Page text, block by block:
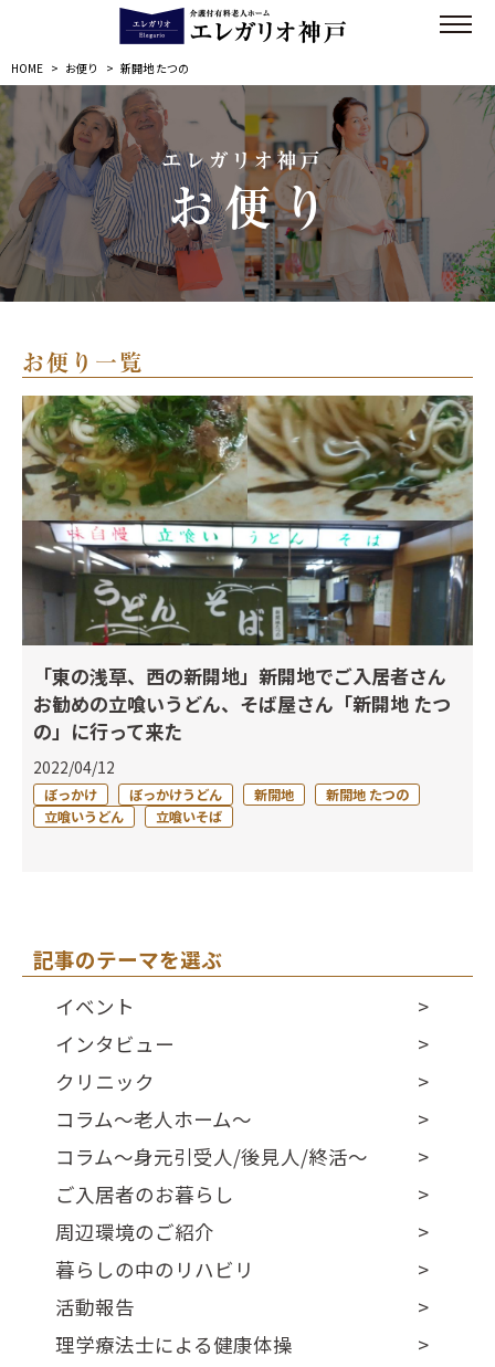
HOME > お便り > 新開地 たつの
エレガリオ神戸
お便り
お便り一覧
「東の浅草、西の新開地」新開地でご入居者さん
お勧めの立喰いうどん、そば屋さん「新開地 たつ
の」に行って来た
2022/04/12
ぼっかけ ぼっかけうどん 新開地
新開地 たつの
立喰いうどん
立喰いそば
記事のテーマを選ぶ
イベント
インタビュー
クリニック
コラム～老人ホーム～
コラム～身元引受人/後見人/終活～
ご入居者のお暮らし
周辺環境のご紹介
暮らしの中のリハビリ
活動報告
理学療法士による健康体操